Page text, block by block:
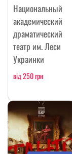
Национальный
академический
драматический
театр им. Леси
Украинки
від 250 грн